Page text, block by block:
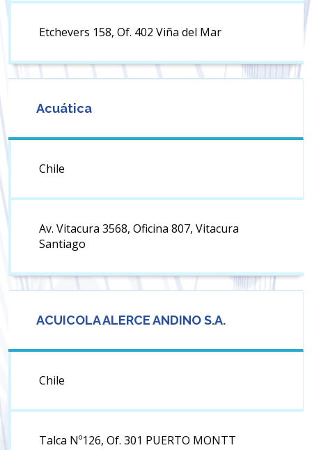
Etchevers 158, Of. 402 Viña del Mar
Acuática
Chile
Av. Vitacura 3568, Oficina 807, Vitacura
Santiago
ACUICOLA ALERCE ANDINO S.A.
Chile
Talca Nº126, Of. 301 PUERTO MONTT